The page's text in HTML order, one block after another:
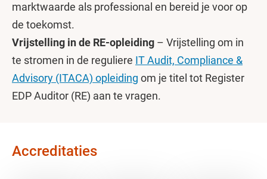
marktwaarde als professional en bereid je voor op
de toekomst.
Vrijstelling in de RE-opleiding – Vrijstelling om in
te stromen in de reguliere IT Audit, Compliance &
Advisory (ITACA) opleiding om je titel tot Register
EDP Auditor (RE) aan te vragen.
Accreditaties